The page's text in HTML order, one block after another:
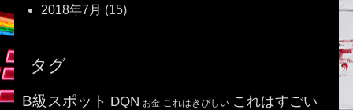
2018年7月 (15)
タグ
B級スポット DQN お金 これはきびしい これはすごい